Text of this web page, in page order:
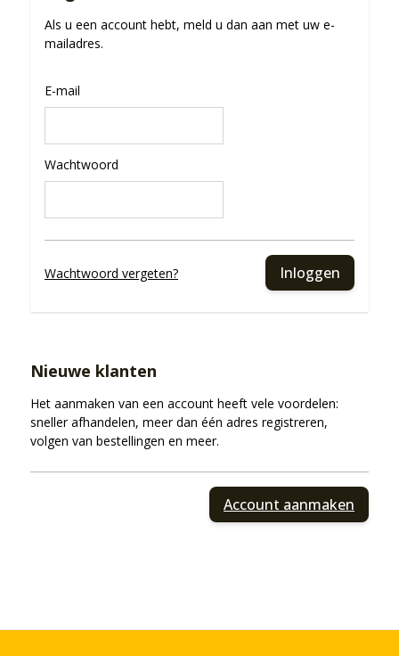
Als u een account hebt, meld u dan aan met uw e-
mailadres.
E-mail
Wachtwoord
Inloggen
Wachtwoord vergeten?
Nieuwe klanten
Het aanmaken van een account heeft vele voordelen:
sneller afhandelen, meer dan één adres registreren,
volgen van bestellingen en meer.
Account aanmaken